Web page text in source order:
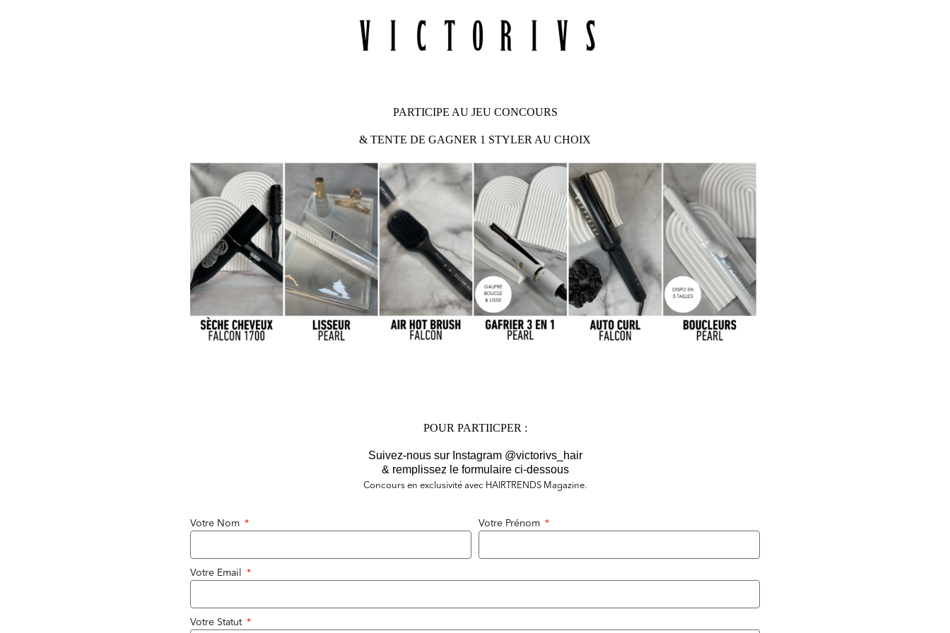
PARTICIPE AU JEU CONCOURS
& TENTE DE GAGNER 1 STYLER AU CHOIX
POUR PARTIICPER :
Suivez-nous sur Instagram @victorivs_hair
& remplissez le formulaire ci-dessous
Concours en exclusivité avec HAIRTRENDS Magazine.
Votre Nom Votre Prénom
Votre Email
Votre Statut